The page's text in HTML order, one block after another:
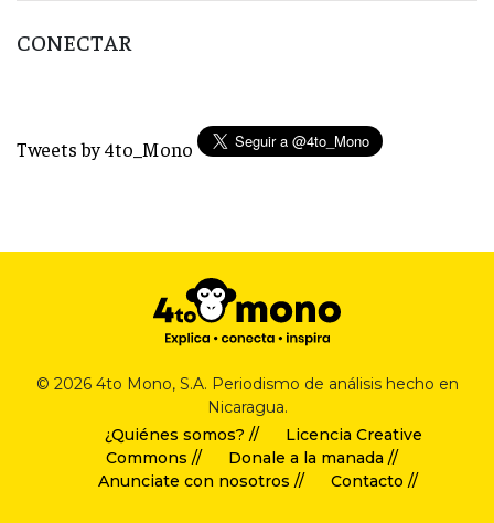
CONECTAR
Tweets by 4to_Mono
© 2026 4to Mono, S.A. Periodismo de análisis hecho en
Nicaragua.
¿Quiénes somos? //
Licencia Creative
Commons //
Donale a la manada //
Anunciate con nosotros //
Contacto //